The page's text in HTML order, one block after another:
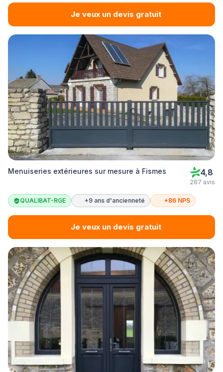
Je veux un devis gratuit
Menuiseries extérieures sur mesure à Fismes 4,8
287 avis
QUALIBAT-RGE +9 ans d'ancienneté +86 NPS
Je veux un devis gratuit